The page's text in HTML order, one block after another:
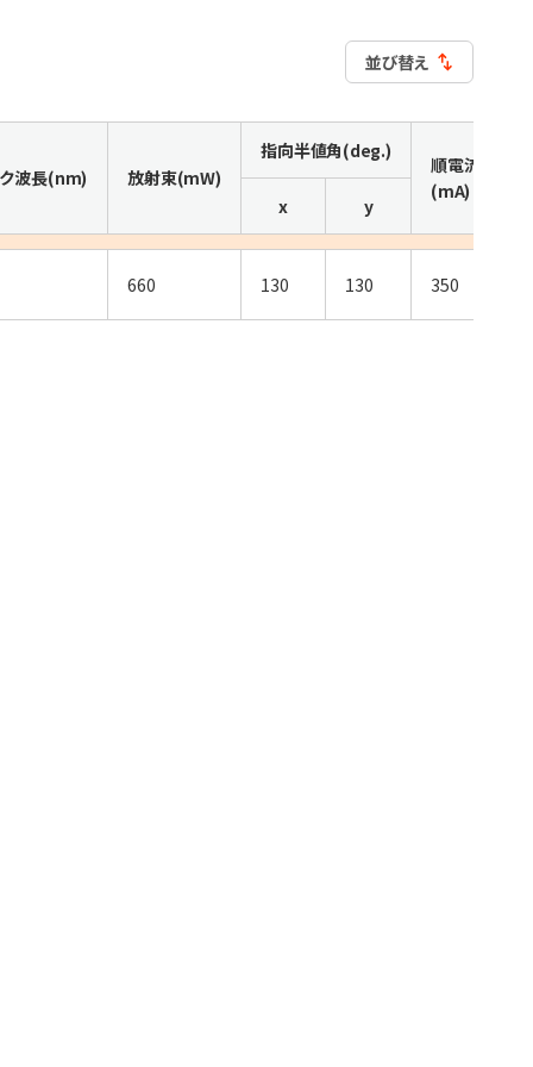
並び替え
波長(nm) 放射束(mW)
指向半値角(deg.)
順電流
(mA)
x y
660 130 130 350